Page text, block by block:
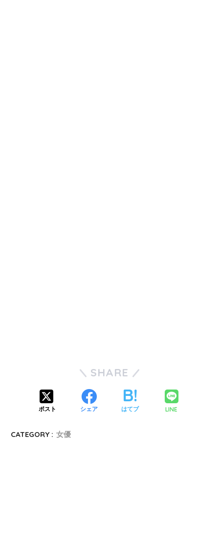
SHARE
ポスト シェア はてブ LINE
CATEGORY : 女優